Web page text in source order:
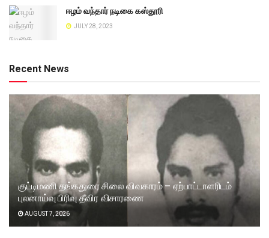
ஈழம் வந்தார் நடிகை கஸ்தூரி
JULY 28, 2023
Recent News
குட்டிமணி தங்கதுரை சிலை விவகாரம் – ஏற்பாட்டாளரிடம்
புலனாய்வு பிரிவு தீவிர விசாரணை
AUGUST 7, 2026